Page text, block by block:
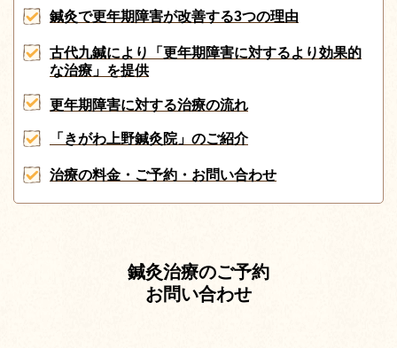
鍼灸で更年期障害が改善する3つの理由
古代九鍼により「更年期障害に対するより効果的
な治療」を提供
更年期障害に対する治療の流れ
「きがわ上野鍼灸院」のご紹介
治療の料金・ご予約・お問い合わせ
鍼灸治療のご予約
お問い合わせ